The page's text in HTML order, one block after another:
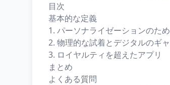
目次
基本的な定義
1. パーソナライゼーションのた
2. 物理的な試着とデジタルのギ
3. ロイヤルティを超えたアプリ
まとめ
よくある質問